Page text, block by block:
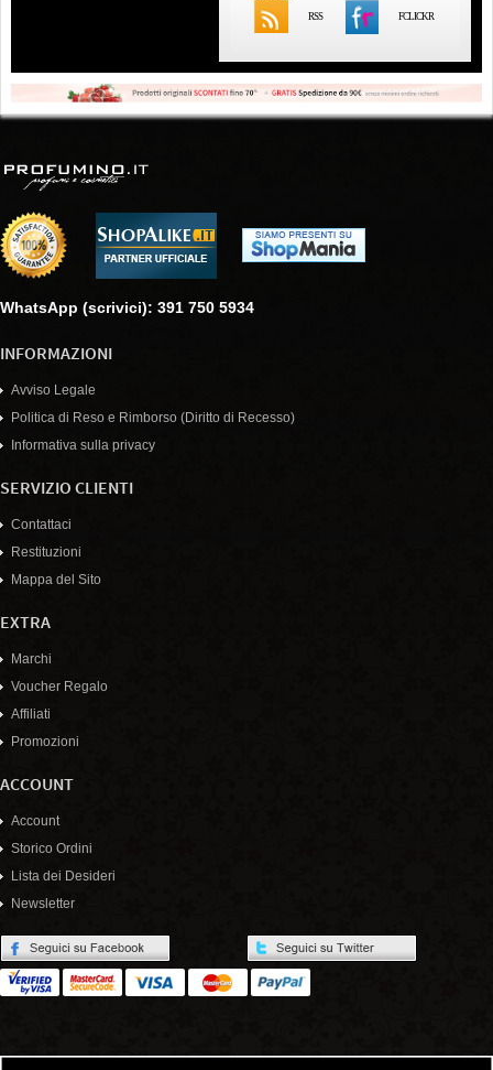
RSS FCLICKR
WhatsApp (scrivici): 391 750 5934
INFORMAZIONI
Avviso Legale
Politica di Reso e Rimborso (Diritto di Recesso)
Informativa sulla privacy
SERVIZIO CLIENTI
Contattaci
Restituzioni
Mappa del Sito
EXTRA
Marchi
Voucher Regalo
Affiliati
Promozioni
ACCOUNT
Account
Storico Ordini
Lista dei Desideri
Newsletter